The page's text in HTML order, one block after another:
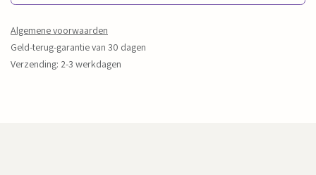
Algemene voorwaarden
Geld-terug-garantie van 30 dagen
Verzending: 2-3 werkdagen